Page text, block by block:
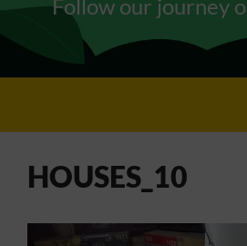
Follow our journey
HOUSES_10